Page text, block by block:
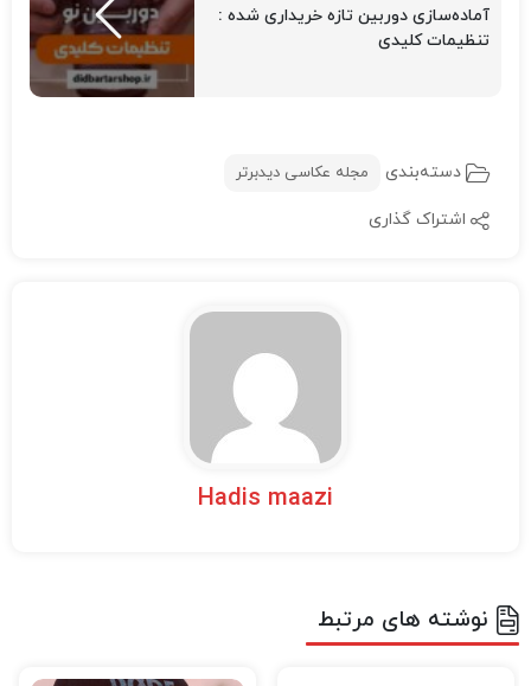
آماده‌سازی دوربین تازه‌ خریداری‌ شده :
تنظیمات کلیدی
دسته‌بندی مجله عکاسی دیدبرتر
اشتراک گذاری
Hadis maazi
نوشته های مرتبط